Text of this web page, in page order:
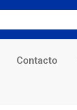
Contacto